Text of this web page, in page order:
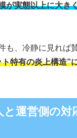
が実態以上に大き
も、冷静に見れば
ト特有の炎上構造”
運営側の対